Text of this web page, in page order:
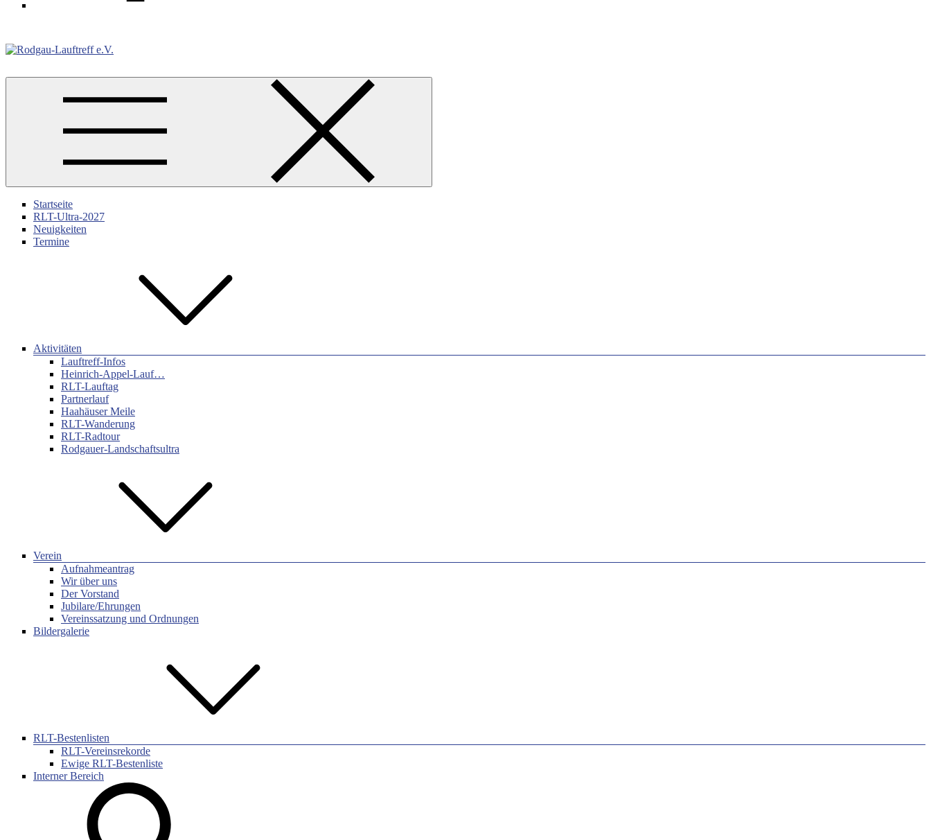
Startseite
RLT-Ultra-2027
Neuigkeiten
Termine
Aktivitäten
Lauftreff-Infos
Heinrich-Appel-Lauf…
RLT-Lauftag
Partnerlauf
Haahäuser Meile
RLT-Wanderung
RLT-Radtour
Rodgauer-Landschaftsultra
Verein
Aufnahmeantrag
Wir über uns
Der Vorstand
Jubilare/Ehrungen
Vereinssatzung und Ordnungen
Bildergalerie
RLT-Bestenlisten
RLT-Vereinsrekorde
Ewige RLT-Bestenliste
Interner Bereich